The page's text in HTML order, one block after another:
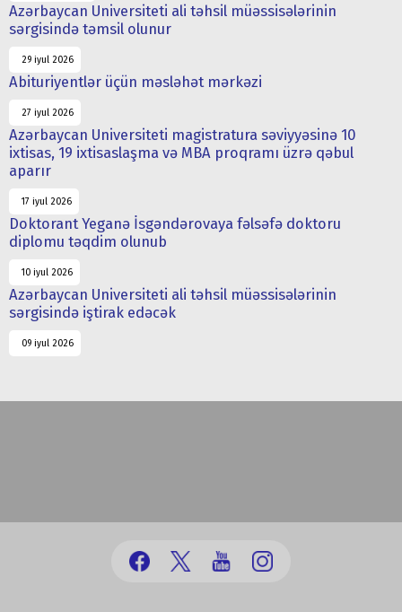
Azərbaycan Universiteti ali təhsil müəssisələrinin
sərgisində təmsil olunur
29 iyul 2026
Abituriyentlər üçün məsləhət mərkəzi
27 iyul 2026
Azərbaycan Universiteti magistratura səviyyəsinə 10
ixtisas, 19 ixtisaslaşma və MBA proqramı üzrə qəbul
aparır
17 iyul 2026
Doktorant Yeganə İsgəndərovaya fəlsəfə doktoru
diplomu təqdim olunub
10 iyul 2026
Azərbaycan Universiteti ali təhsil müəssisələrinin
sərgisində iştirak edəcək
09 iyul 2026